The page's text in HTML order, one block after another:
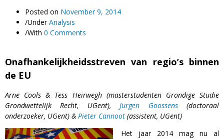
Posted on November 9, 2014
/UnderAnalysis
/With 0 Comments
Onafhankelijkheidsstreven van regio’s binnen
de EU
Arne Cools & Tess Heirwegh (masterstudenten Grondige Studie
Grondwettelijk Recht, UGent), Jurgen Goossens
(doctoraal
onderzoeker, UGent) & Pieter Cannoot (assistent, UGent)
Het jaar 2014 mag nu al